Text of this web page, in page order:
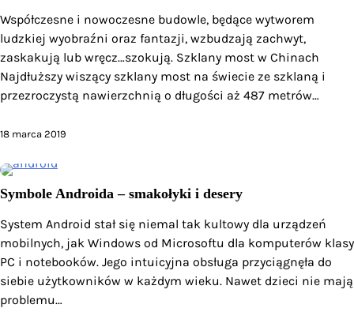
Współczesne i nowoczesne budowle, będące wytworem
ludzkiej wyobraźni oraz fantazji, wzbudzają zachwyt,
zaskakują lub wręcz…szokują. Szklany most w Chinach
Najdłuższy wiszący szklany most na świecie ze szklaną i
przezroczystą nawierzchnią o długości aż 487 metrów…
18 marca 2019
Symbole Androida – smakołyki i desery
System Android stał się niemal tak kultowy dla urządzeń
mobilnych, jak Windows od Microsoftu dla komputerów klasy
PC i notebooków. Jego intuicyjna obsługa przyciągnęła do
siebie użytkowników w każdym wieku. Nawet dzieci nie mają
problemu…